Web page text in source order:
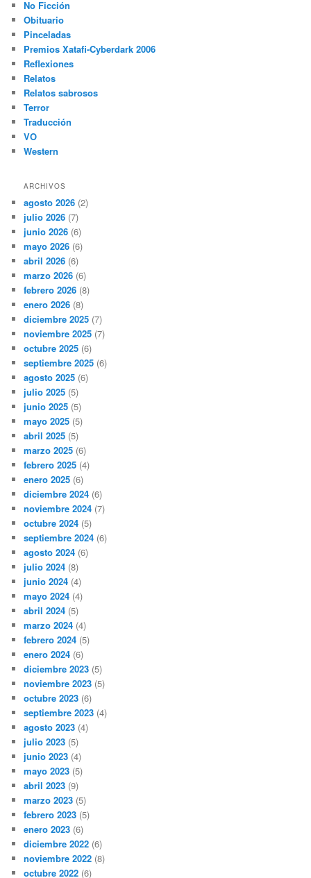
No Ficción
Obituario
Pinceladas
Premios Xatafi-Cyberdark 2006
Reflexiones
Relatos
Relatos sabrosos
Terror
Traducción
VO
Western
ARCHIVOS
agosto 2026 (2)
julio 2026 (7)
junio 2026 (6)
mayo 2026 (6)
abril 2026 (6)
marzo 2026 (6)
febrero 2026 (8)
enero 2026 (8)
diciembre 2025 (7)
noviembre 2025 (7)
octubre 2025 (6)
septiembre 2025 (6)
agosto 2025 (6)
julio 2025 (5)
junio 2025 (5)
mayo 2025 (5)
abril 2025 (5)
marzo 2025 (6)
febrero 2025 (4)
enero 2025 (6)
diciembre 2024 (6)
noviembre 2024 (7)
octubre 2024 (5)
septiembre 2024 (6)
agosto 2024 (6)
julio 2024 (8)
junio 2024 (4)
mayo 2024 (4)
abril 2024 (5)
marzo 2024 (4)
febrero 2024 (5)
enero 2024 (6)
diciembre 2023 (5)
noviembre 2023 (5)
octubre 2023 (6)
septiembre 2023 (4)
agosto 2023 (4)
julio 2023 (5)
junio 2023 (4)
mayo 2023 (5)
abril 2023 (9)
marzo 2023 (5)
febrero 2023 (5)
enero 2023 (6)
diciembre 2022 (6)
noviembre 2022 (8)
octubre 2022 (6)